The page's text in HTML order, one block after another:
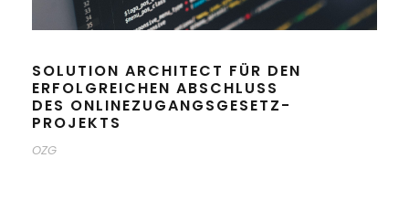
SOLUTION ARCHITECT FÜR DEN
ERFOLGREICHEN ABSCHLUSS
DES ONLINEZUGANGSGESETZ-
PROJEKTS
OZG